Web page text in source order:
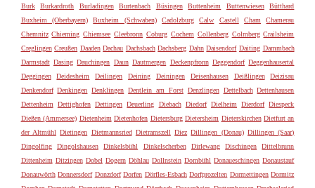
Burk
Burkardroth Burladingen Burtenbach Büsingen Buttenheim Buttenwiesen
Bütthard
Buxheim (Oberbayern)
Buxheim (Schwaben) Cadolzburg Calw Castell Cham
Chamerau
Chemnitz Chieming Chiemsee Cleebronn Coburg Cochem Collenberg Colmberg Crailsheim
Creglingen Creußen Daaden Dachau Dachsbach Dachsberg Dahn Daisendorf Daiting Dammbach
Darmstadt Dasing Dauchingen Daun Dautmergen Deckenpfronn Deggendorf Deggenhausertal
Deggingen
Deidesheim Deilingen Deining Deiningen Deisenhausen Deißlingen
Deizisau
Denkendorf Denkingen Denklingen Dentlein am Forst Denzlingen Dettelbach Dettenhausen
Dettenheim
Dettighofen Dettingen Deuerling Diebach Diedorf Dielheim Dierdorf Diespeck
Dießen (Ammersee) Dietenheim Dietenhofen Dietersburg Dietersheim Dieterskirchen Dietfurt an
der Altmühl Dietingen Dietmannsried Dietramszell Diez Dillingen (Donau) Dillingen (Saar)
Dingolfing
Dingolshausen Dinkelsbühl Dinkelscherben Dirlewang Dischingen
Dittelbrunn
Dittenheim Ditzingen Dobel Dogern Döhlau Dollnstein Dombühl Donaueschingen Donaustauf
Donauwörth Donnersdorf Donzdorf Dorfen Dörfles-Esbach Dorfprozelten Dormettingen Dormitz